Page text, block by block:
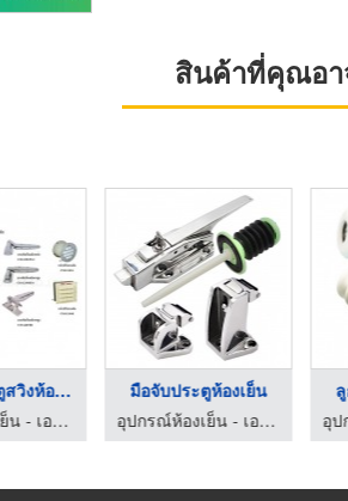
สินค้าที่คุณอา
อุปกรณ์ประตูสวิงห้อง ...
อุปกรณ์ห้องเย็น - เอบีซี คูลลิ่ง ฮาร์ดแวร์
มือจับประตูห้องเย็น
อุปกรณ์ห้องเย็น - เอบีซี คูลลิ่ง ฮาร์ดแวร์